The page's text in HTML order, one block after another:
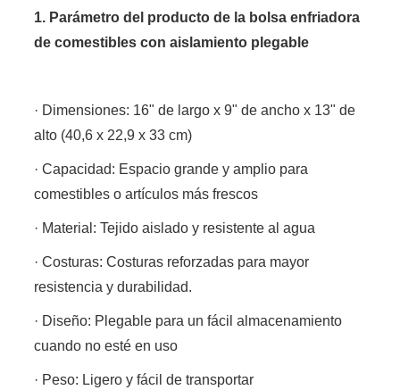
1. Parámetro del producto de la bolsa enfriadora
de comestibles con aislamiento plegable
· Dimensiones: 16" de largo x 9" de ancho x 13" de
alto (40,6 x 22,9 x 33 cm)
· Capacidad: Espacio grande y amplio para
comestibles o artículos más frescos
· Material: Tejido aislado y resistente al agua
· Costuras: Costuras reforzadas para mayor
resistencia y durabilidad.
· Diseño: Plegable para un fácil almacenamiento
cuando no esté en uso
· Peso: Ligero y fácil de transportar